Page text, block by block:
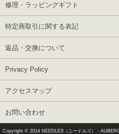
修理・ラッピングギフト
特定商取引に関する表記
返品・交換について
Privacy Policy
アクセスマップ
お問い合わせ
Copyright © 2014 NEEDLES（ニードルズ）・